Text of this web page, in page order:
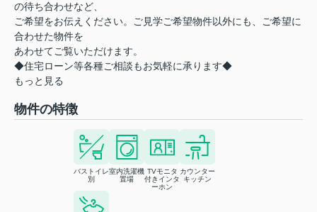
の待ち合わせなど、
ご希望をお伝えください。ご見学ご希望物件以外にも、ご希望に
合わせた物件を
あわせてご覧いただけます。
◆住宅ローン等各種ご相談もお気軽に承ります◆
もっと見る
物件の特徴
バストイレ
別
室内洗濯機
置場
TVモニタ
付きインタ
ーホン
カウンター
キッチン